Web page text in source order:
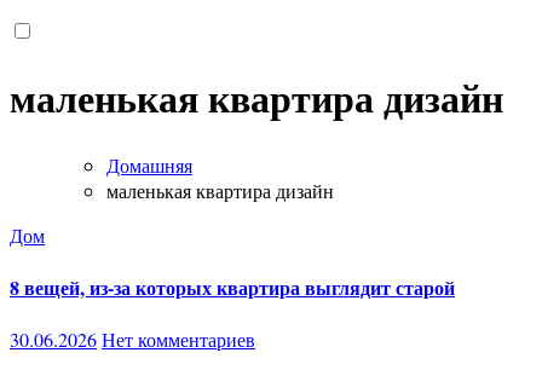
маленькая квартира дизайн
Домашняя
маленькая квартира дизайн
Дом
8 вещей, из-за которых квартира выглядит старой
30.06.2026Нет комментариев